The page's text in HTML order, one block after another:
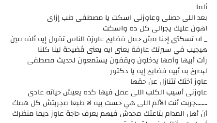
ألما
بعد اللى حصلى وعاوزنى اسكت يا مصطفى طب إزاى
اهون عليك يجرالى كل ده واسكت
_ اه تسكتى إحنا مش حمل فضايح عاوزة الناس تقول إيه ألف مين
هيجيب في سيرتك عارفة يعنى ايه يعنى ڤضيحة لينا كلنا
رأت أبيها وأمها يدخلون ويقفون يستمعون لحديث مصطفى
لېصرخ به أبيه فضايح إيه يا دكتور
عاوز أختك تتنازل عن حقها
عاوزنى أسيب الكلب اللى عمل فيها كده يعيش حياته عادى
........جربت أنت الألم اللى هي حست بيه لا طبعا مجربتش كل همك
أن أهل المدام بتاعتك محدش فيهم يعرف حاجة عاوز ديما منظرك